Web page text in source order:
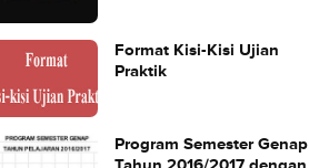
Format Kisi-Kisi Ujian
Praktik
Program Semester Genap